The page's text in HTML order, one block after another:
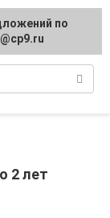
2 лет
по